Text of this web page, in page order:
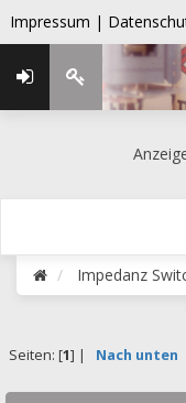
Impressum |
Impedanz
Seiten: [1] | Nach unten